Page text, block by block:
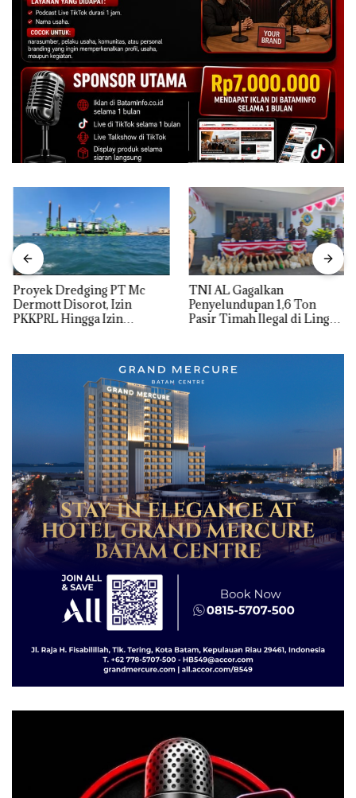
Proyek Dredging PT Mc
Dermott Disorot, Izin
PKKPRL Hingga Izin
TNI AL Gagalkan
Penyelundupan 1,6 Ton
Pasir Timah Ilegal di Lingga,
Diselundupkan ke Malaysia